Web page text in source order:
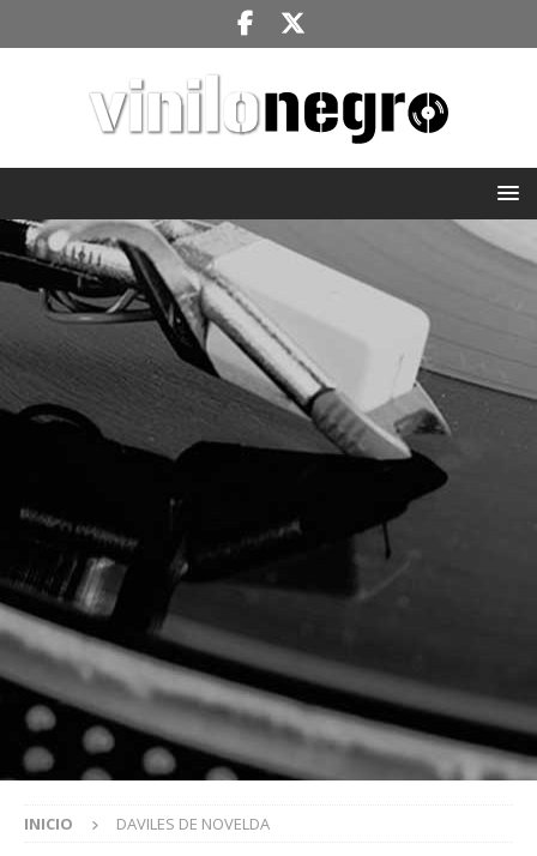
INICIO DAVILES DE NOVELDA